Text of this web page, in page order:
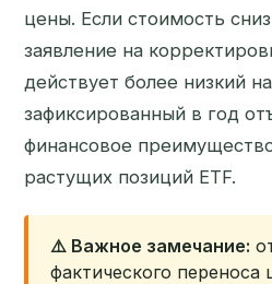
цены. Если стоимость
заявление на
действует более низкий
зафиксированный в год
финансовое
растущих позиций ETF.
⚠️ Важное замечание:
фактического переноса